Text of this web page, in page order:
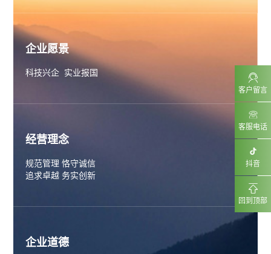
企业愿景
科技兴企 实业报国
经营理念
规范管理 恪守诚信
追求卓越 务实创新
企业道德
客户留言
客服电话
抖音
回到顶部